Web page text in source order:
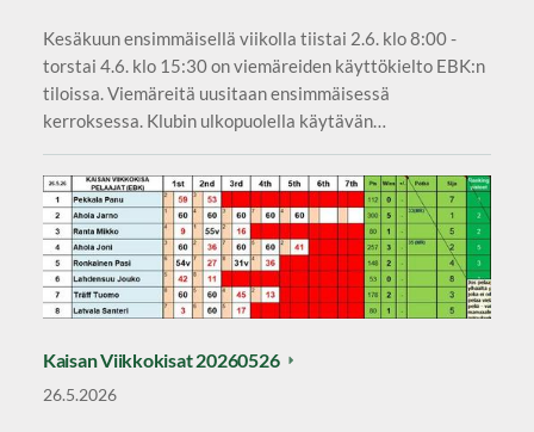
Kesäkuun ensimmäisellä viikolla tiistai 2.6. klo 8:00 -
torstai 4.6. klo 15:30 on viemäreiden käyttökielto EBK:n
tiloissa. Viemäreitä uusitaan ensimmäisessä
kerroksessa. Klubin ulkopuolella käytävän…
Kaisan Viikkokisat 20260526
26.5.2026